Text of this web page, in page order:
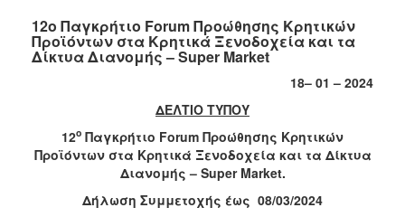
2022
2021
2018
2016
12ο Παγκρήτιο Forum Προώθησης Κρητικών
Προϊόντων στα Κρητικά Ξενοδοχεία και τα
Δίκτυα Διανομής – Super Market
18– 01 – 2024
ΔΕΛΤΙΟ ΤΥΠΟΥ
12ο Παγκρήτιο Forum Προώθησης Κρητικών
Προϊόντων στα Κρητικά Ξενοδοχεία και τα Δίκτυα
Διανομής – Super Market.
Δήλωση Συμμετοχής έως 08/03/2024